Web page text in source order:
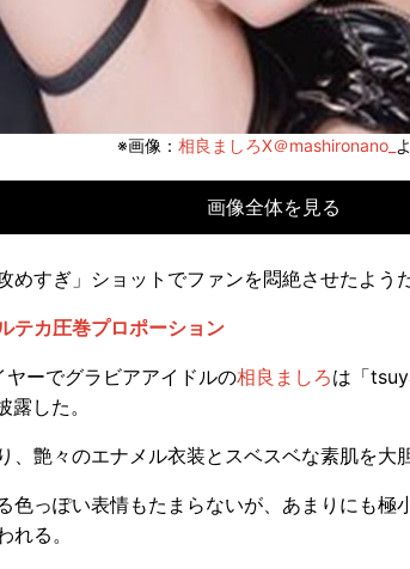
※画像： 相良ましろX＠mashironano_
画像全体を見る
めすぎ」ショットでファンを悶絶させたようだ
テカ圧巻プロポーション
ヤーでグラビアアイドルの相良ましろは「
した。
艶々のエナメル衣装とスベスベな素肌を大
色っぽい表情もたまらないが、あまりにも極
れる。